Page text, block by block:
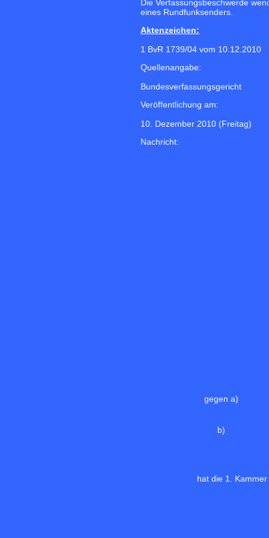
Die Verfassungsbeschwerde
eines Rundfunksenders.
Aktenzeichen:
1 BvR 1739/04 vom 10.12.2010
Quellenangabe:
Bundesverfassungsgericht
Veröffentlichung am:
10. Dezember 2010 (Freitag)
Nachricht:
gegen a)
b)
hat die 1.